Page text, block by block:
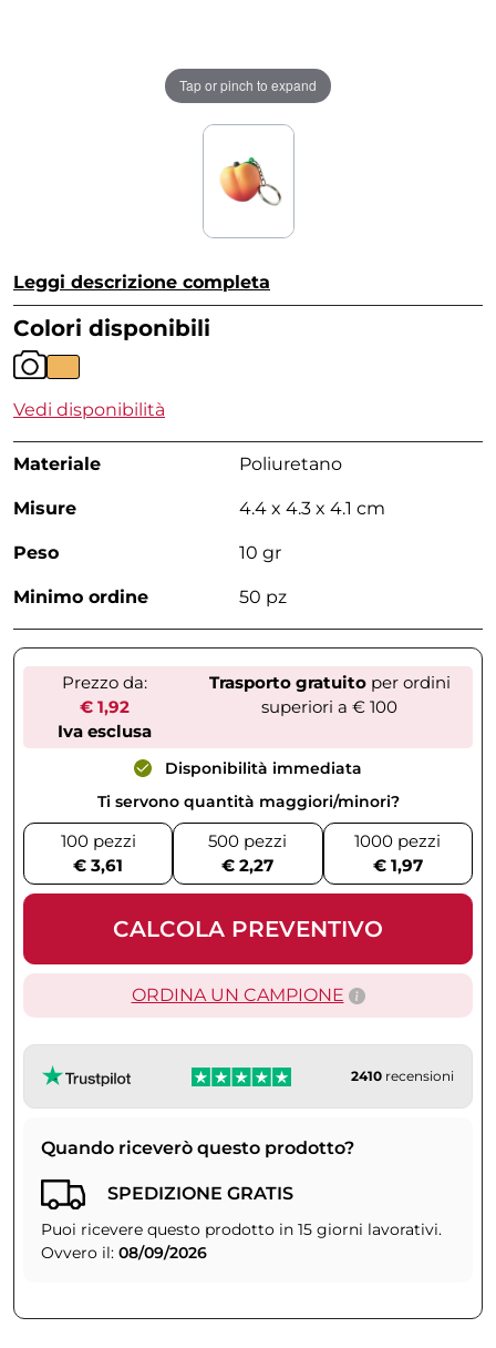
Tap or pinch to expand
Leggi descrizione completa
Colori disponibili
Vedi disponibilità
Materiale Poliuretano
Misure 4.4 x 4.3 x 4.1 cm
Peso 10 gr
Minimo ordine 50 pz
Prezzo da:
€ 1,92
Iva esclusa
Trasporto gratuitoper ordini
superiori a € 100
Disponibilità immediata
Ti servono quantità maggiori/minori?
100 pezzi
€ 3,61
500 pezzi
€ 2,27
1000 pezzi
€ 1,97
CALCOLA PREVENTIVO
ORDINA UN CAMPIONE
2410 recensioni
Quando riceverò questo prodotto?
SPEDIZIONE GRATIS
Puoi ricevere questo prodotto in 15 giorni lavorativi.
Ovvero il: 08/09/2026